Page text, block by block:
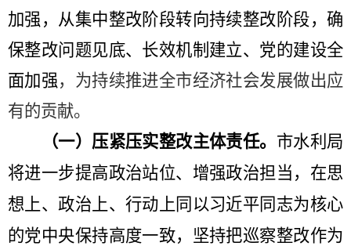
加强，从集中整改阶段转向持续整改阶段，确
保整改问题见底、长效机制建立、党的建设全
面加强，为持续推进全市经济社会发展做出应
有的贡献。
（一）压紧压实整改主体责任。 市水利局
将进一步提高政治站位、增强政治担当，在思
想上、政治上、行动上同以习近平同志为核心
的党中央保持高度一致，坚持把巡察整改作为